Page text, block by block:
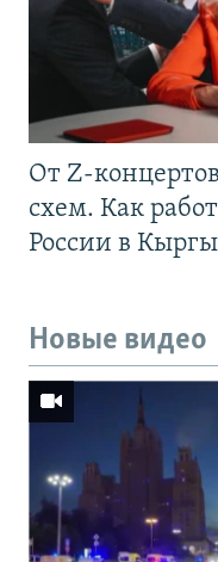
От Z-
схем. Как
России в
Новые видео